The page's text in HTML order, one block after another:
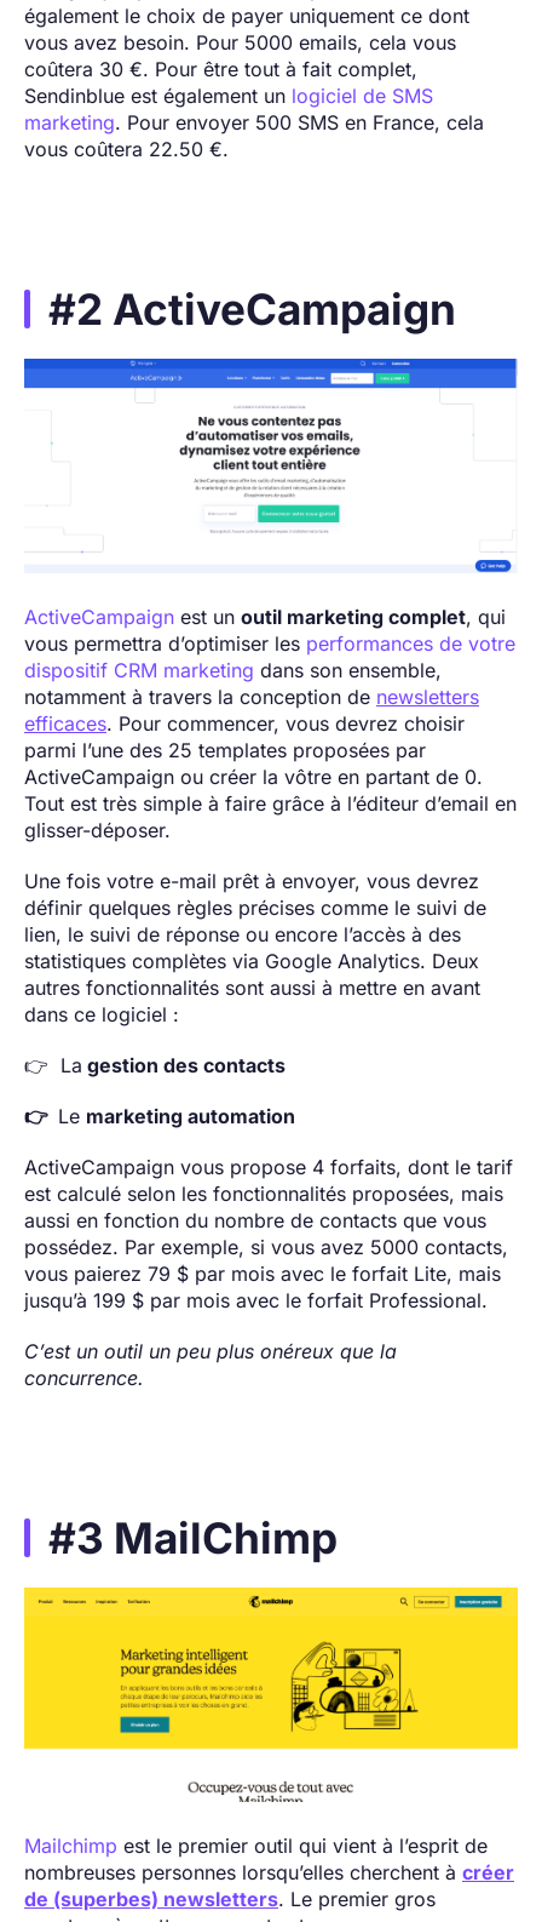
également le choix de payer uniquement ce dont
vous avez besoin. Pour 5000 emails, cela vous
coûtera 30 €. Pour être tout à fait complet,
Sendinblue est également un logiciel de SMS
marketing. Pour envoyer 500 SMS en France, cela
vous coûtera 22.50 €.
#2 ActiveCampaign
ActiveCampaign est un outil marketing complet, qui
vous permettra d’optimiser les performances de votre
dispositif CRM marketing dans son ensemble,
notamment à travers la conception de newsletters
efficaces. Pour commencer, vous devrez choisir
parmi l’une des 25 templates proposées par
ActiveCampaign ou créer la vôtre en partant de 0.
Tout est très simple à faire grâce à l’éditeur d’email en
glisser-déposer.
Une fois votre e-mail prêt à envoyer, vous devrez
définir quelques règles précises comme le suivi de
lien, le suivi de réponse ou encore l’accès à des
statistiques complètes via Google Analytics. Deux
autres fonctionnalités sont aussi à mettre en avant
dans ce logiciel :
👉 La gestion des contacts
👉 Le marketing automation
ActiveCampaign vous propose 4 forfaits, dont le tarif
est calculé selon les fonctionnalités proposées, mais
aussi en fonction du nombre de contacts que vous
possédez. Par exemple, si vous avez 5000 contacts,
vous paierez 79 $ par mois avec le forfait Lite, mais
jusqu’à 199 $ par mois avec le forfait Professional.
C’est un outil un peu plus onéreux que la
concurrence.
#3 MailChimp
Mailchimp est le premier outil qui vient à l’esprit de
nombreuses personnes lorsqu’elles cherchent à créer
de (superbes) newsletters. Le premier gros